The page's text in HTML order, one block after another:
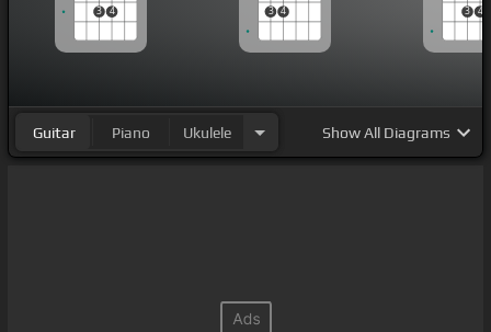
3 4 3 4 3 4
Guitar Piano Ukulele ShowAll Diagrams